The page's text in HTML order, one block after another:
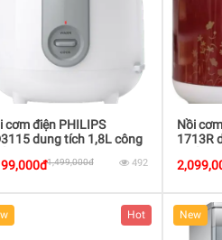
cơm điện PHILIPS
dung tích 1,8L công
1,499,000đ 492
Nồi
1713R
Hot New